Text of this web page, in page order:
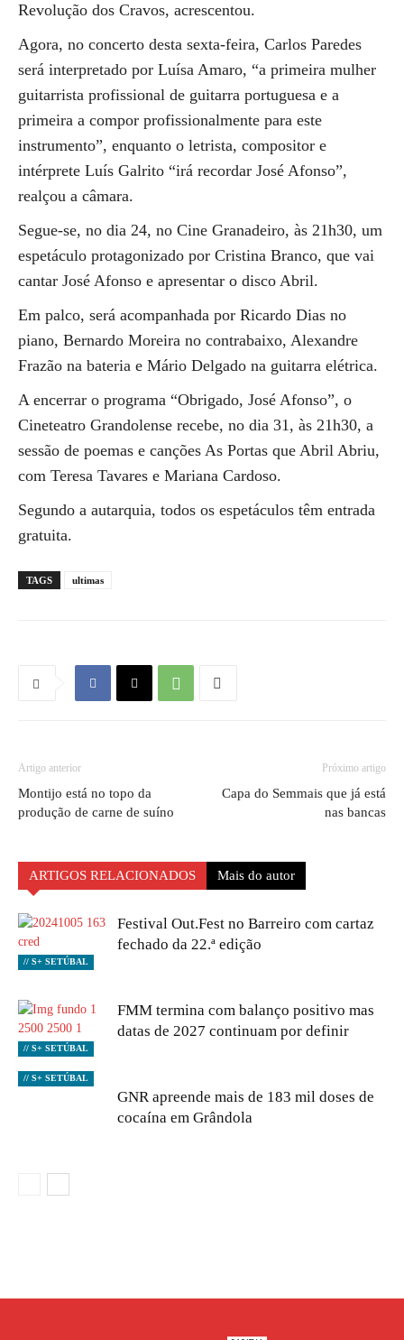
Revolução dos Cravos, acrescentou.
Agora, no concerto desta sexta-feira, Carlos Paredes
será interpretado por Luísa Amaro, “a primeira mulher
guitarrista profissional de guitarra portuguesa e a
primeira a compor profissionalmente para este
instrumento”, enquanto o letrista, compositor e
intérprete Luís Galrito “irá recordar José Afonso”,
realçou a câmara.
Segue-se, no dia 24, no Cine Granadeiro, às 21h30, um
espetáculo protagonizado por Cristina Branco, que vai
cantar José Afonso e apresentar o disco Abril.
Em palco, será acompanhada por Ricardo Dias no
piano, Bernardo Moreira no contrabaixo, Alexandre
Frazão na bateria e Mário Delgado na guitarra elétrica.
A encerrar o programa “Obrigado, José Afonso”, o
Cineteatro Grandolense recebe, no dia 31, às 21h30, a
sessão de poemas e canções As Portas que Abril Abriu,
com Teresa Tavares e Mariana Cardoso.
Segundo a autarquia, todos os espetáculos têm entrada
gratuita.
TAGS ultimas
Artigo anterior
Montijo está no topo da
produção de carne de suíno
Próximo artigo
Capa do Semmais que já está
nas bancas
ARTIGOS RELACIONADOS Mais do autor
// S+ SETÚBAL
Festival Out.Fest no Barreiro com cartaz
fechado da 22.ª edição
// S+ SETÚBAL
FMM termina com balanço positivo mas
datas de 2027 continuam por definir
// S+ SETÚBAL
GNR apreende mais de 183 mil doses de
cocaína em Grândola